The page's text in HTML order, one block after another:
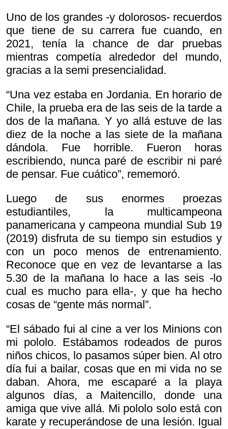
Uno de los grandes -y dolorosos- recuerdos
que tiene de su carrera fue cuando, en
2021, tenía la chance de dar pruebas
mientras competía alrededor del mundo,
gracias a la semi presencialidad.
“Una vez estaba en Jordania. En horario de
Chile, la prueba era de las seis de la tarde a
dos de la mañana. Y yo allá estuve de las
diez de la noche a las siete de la mañana
dándola. Fue horrible. Fueron horas
escribiendo, nunca paré de escribir ni paré
de pensar. Fue cuático”, rememoró.
Luego de sus enormes proezas
estudiantiles, la multicampeona
panamericana y campeona mundial Sub 19
(2019) disfruta de su tiempo sin estudios y
con un poco menos de entrenamiento.
Reconoce que en vez de levantarse a las
5.30 de la mañana lo hace a las seis -lo
cual es mucho para ella-, y que ha hecho
cosas de “gente más normal”.
“El sábado fui al cine a ver los Minions con
mi pololo. Estábamos rodeados de puros
niños chicos, lo pasamos súper bien. Al otro
día fui a bailar, cosas que en mi vida no se
daban. Ahora, me escaparé a la playa
algunos días, a Maitencillo, donde una
amiga que vive allá. Mi pololo solo está con
karate y recuperándose de una lesión. Igual